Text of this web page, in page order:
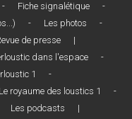
- Fiche signalétique
-
- Les photos
-
de presse
|
dans l'espace
-
1
-
Le royaume des loustics 1
-
Les podcasts |